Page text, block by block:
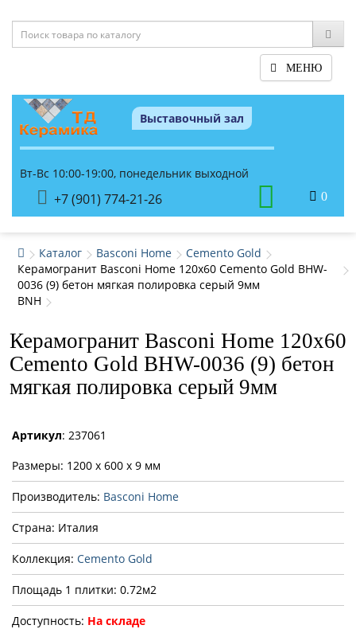
МЕНЮ
Выставочный зал
Вт-Вс 10:00-19:00, понедельник выходной
+7 (901) 774-21-26 0
Каталог Basconi Home
Cemento Gold
Керамогранит Basconi Home 120x60 Cemento Gold BHW-
0036 (9) бетон мягкая полировка серый 9мм
BNH
Керамогранит Basconi Home 120x60
Cemento Gold BHW-0036 (9) бетон
мягкая полировка серый 9мм
Артикул: 237061
Размеры: 1200 x 600 x 9 мм
Производитель: Basconi Home
Страна: Италия
Коллекция: Cemento Gold
Площадь 1 плитки: 0.72м2
Доступность: На складе